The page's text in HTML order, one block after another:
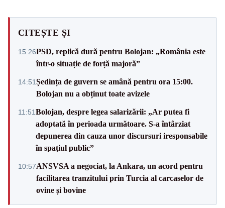
CITEȘTE ȘI
15:26PSD, replică dură pentru Bolojan: „România este
într-o situație de forță majoră”
14:51Ședința de guvern se amână pentru ora 15:00.
Bolojan nu a obținut toate avizele
11:51Bolojan, despre legea salarizării: „Ar putea fi
adoptată în perioada următoare. S-a întârziat
depunerea din cauza unor discursuri iresponsabile
în spaţiul public”
10:57ANSVSA a negociat, la Ankara, un acord pentru
facilitarea tranzitului prin Turcia al carcaselor de
ovine și bovine